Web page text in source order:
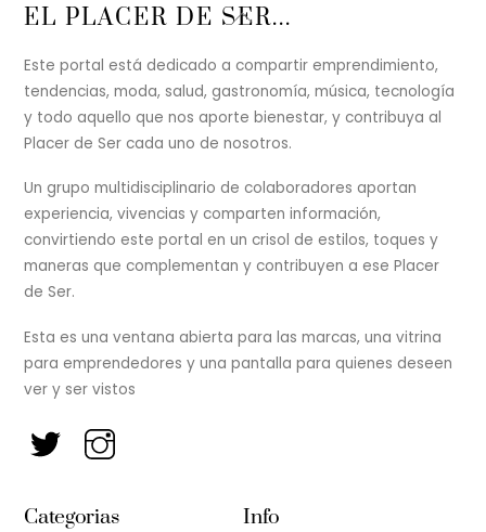
Back
Top
EL PLACER DE SER...
Este portal está dedicado a compartir emprendimiento,
tendencias, moda, salud, gastronomía, música, tecnología
y todo aquello que nos aporte bienestar, y contribuya al
Placer de Ser cada uno de nosotros.
Un grupo multidisciplinario de colaboradores aportan
experiencia, vivencias y comparten información,
convirtiendo este portal en un crisol de estilos, toques y
maneras que complementan y contribuyen a ese Placer
de Ser.
Esta es una ventana abierta para las marcas, una vitrina
para emprendedores y una pantalla para quienes deseen
ver y ser vistos
Categorias Info